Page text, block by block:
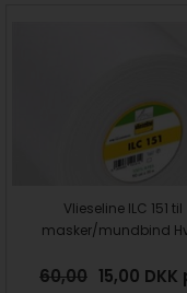
Vlieseline ILC 151 til
masker/mundbind
60,00 15,00 DKK